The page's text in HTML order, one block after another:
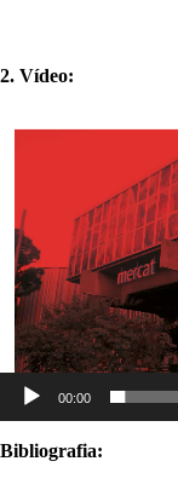
2. Vídeo:
Reproductor
00:00
Bibliografia: